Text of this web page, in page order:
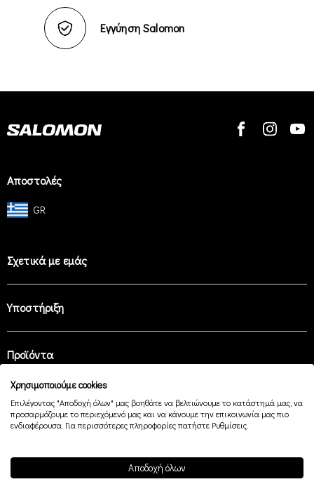
Εγγύηση Salomon
Αποστολές
GR
Σχετικά με εμάς
Υποστήριξη
Προϊόντα
Easy Payment
playing in the French Alps since 1947
Χρησιμοποιούμε cookies
Επιλέγοντας "Αποδοχή όλων" μας βοηθάτε να βελτιώνουμε το κατάστημά μας, να
προσαρμόζουμε το περιεχόμενό μας και να κάνουμε την επικοινωνία μας πιο
ενδιαφέρουσα. Για περισσότερες πληροφορίες πατήστε Ρυθμίσεις.
Αποδοχή όλων